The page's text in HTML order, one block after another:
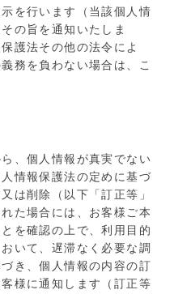
を行います（当該個人情
の旨を通知いたしま
護法その他の法令によ
務を負わない場合は、こ
、個人情報が真実でない
情報保護法の定めに基づ
は削除（以下「訂正等」
た場合には、お客様ご本
を確認の上で、利用目的
いて、遅滞なく必要な調
き、個人情報の内容の訂
様に通知します（訂正等